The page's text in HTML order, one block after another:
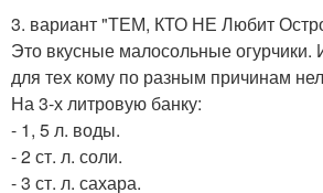
3. вариант "ТЕМ, КТО НЕ Любит
Это вкусные малосольные огурчики.
для тех кому по разным причинам
На 3-х литровую банку:
- 1, 5 л. воды.
- 2 ст. л. соли.
- 3 ст. л. сахара.